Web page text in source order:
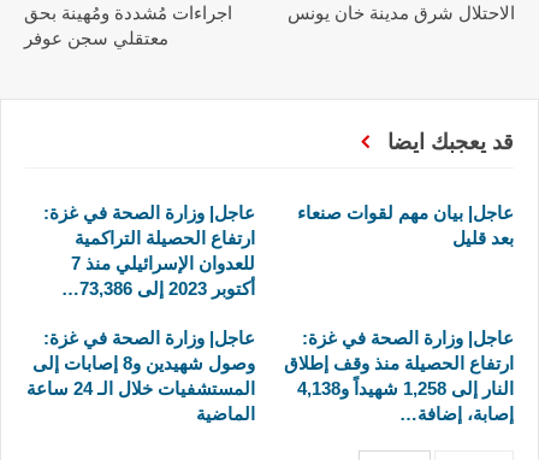
الاحتلال شرق مدينة خان يونس
اجراءات مُشددة ومُهينة بحق
معتقلي سجن عوفر
قد يعجبك ايضا
عاجل| بيان مهم لقوات صنعاء
بعد قليل
عاجل| وزارة الصحة في غزة:
ارتفاع الحصيلة التراكمية
للعدوان الإسرائيلي منذ 7
أكتوبر 2023 إلى 73,386…
عاجل| وزارة الصحة في غزة:
ارتفاع الحصيلة منذ وقف إطلاق
النار إلى 1,258 شهيداً و4,138
إصابة، إضافة…
عاجل| وزارة الصحة في غزة:
وصول شهيدين و8 إصابات إلى
المستشفيات خلال الـ 24 ساعة
الماضية